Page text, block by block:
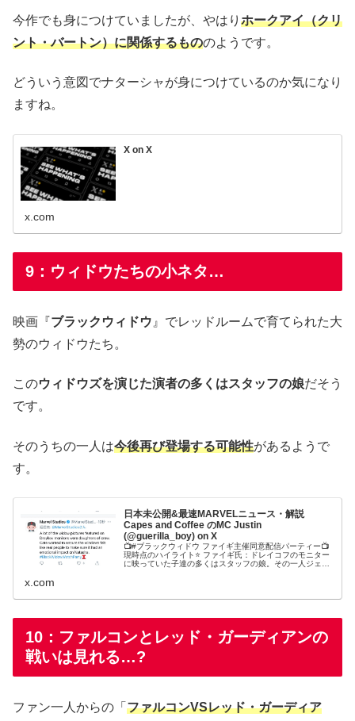
今作でも身につけていましたが、やはり ホークアイ（クリ
ント・バートン）に関係するもののようです。
どういう意図でナターシャが身につけているのか気になり
ますね。
X on X
x.com
9：ウィドウたちの小ネタ…
映画『ブラックウィドウ 』でレッドルームで育てられた大
勢のウィドウたち。
このウィドウズを演じた演者の多くはスタッフの娘だそう
です。
そのうちの一人は今後再び登場する可能性があるようで
す。
日本未公開&最速MARVELニュース・解説
Capes and Coffee のMC Justin
(@guerilla_boy) on X
📺#ブラックウィドウ ファイギ主催同意配信パーティー📺
現時点のハイライト⭐️ ファイギ氏：ドレイコフのモニター
に映っていた子達の多くはスタッフの娘。その一人ジェー
x.com
10：ファルコンとレッド・ガーディアンの
戦いは見れる…?
ファン一人からの「 ファルコンVSレッド・ガーディア